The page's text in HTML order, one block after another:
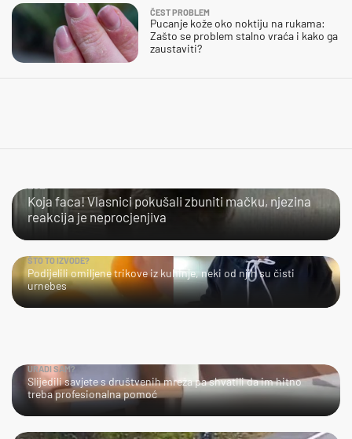
ČEST PROBLEM
Pucanje kože oko noktiju na rukama:
Zašto se problem stalno vraća i kako ga
zaustaviti?
Koja faca! Vlasnici pokušali zbuniti mačku, njezina
reakcija je neprocjenjiva
ŠTO TO IZVODE?
Podijelili omiljene trikove iz kuhinje, neki od njih su čisti
urnebes
URADI SAM?
Slijedili savjete s društvenih mreža pa shvatili da im hitno
treba profesionalna pomoć